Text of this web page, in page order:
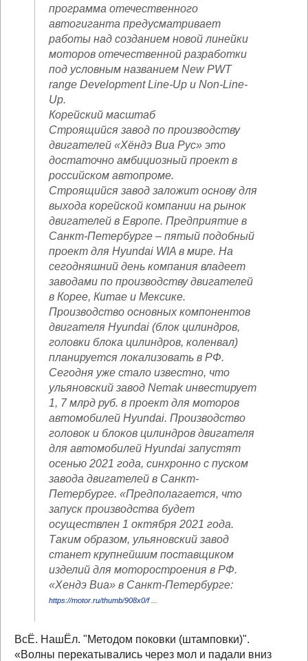
программа отечественного
автогиганта предусматривает
работы над созданием новой линейки
моторов отечественной разработки
под условным названием New PWT
range Development Line-Up и Non-Line-
Up.
Корейский масштаб
Строящийся завод по производству
двигателей «Хёндэ Виа Рус» это
достаточно амбициозный проект в
российском автопроме.
Строящийся завод заложит основу для
выхода корейской компании на рынок
двигателей в Европе. Предприятие в
Санкт-Петербурге – пятый подобный
проект для Hyundai WIA в мире. На
сегодняшний день компания владеет
заводами по производству двигателей
в Корее, Китае и Мексике.
Производство основных компонентов
двигателя Hyundai (блок цилиндров,
головки блока цилиндров, коленвал)
планируется локализовать в РФ.
Сегодня уже стало известно, что
ульяновский завод Nemak инвестирует
1, 7 млрд руб. в проект для моторов
автомобилей Hyundai. Производство
головок и блоков цилиндров двигателя
для автомобилей Hyundai запустят
осенью 2021 года, синхронно с пуском
завода двигателей в Санкт-
Петербурге. «Предполагается, что
запуск производства будет
осуществлен 1 октября 2021 года.
Таким образом, ульяновский завод
станет крупнейшим поставщиком
изделий для моторостроения в РФ.
«Хендэ Виа» в Санкт-Петербурге:
https://motor.ru/thumb/908x0/f ...
ВсЁ. НашЁл. "Методом поковки (штамповки)".
«Волны перекатывались через мол и падали вниз